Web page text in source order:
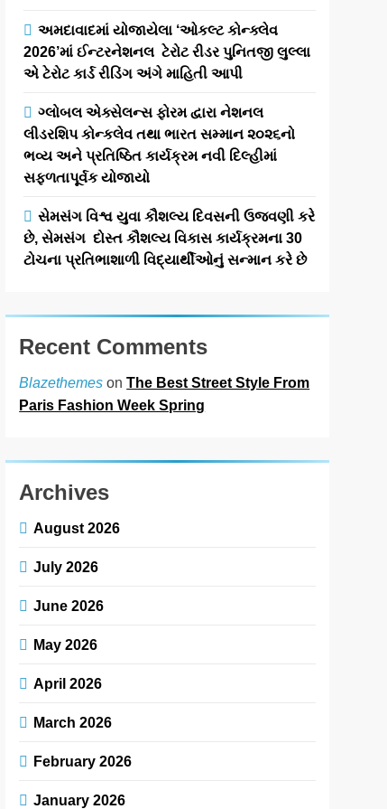
અમદાવાદમાં યોજાયેલા ‘ઓકલ્ટ કોન્ક્લેવ
2026’માં ઈન્ટરનેશનલ ટેરોટ રીડર પુનિતજી લુલ્લા
એ ટેરોટ કાર્ડ રીડિંગ અંગે માહિતી આપી
ગ્લોબલ એક્સેલન્સ ફોરમ દ્વારા નેશનલ
લીડરશિપ કોન્કલેવ તથા ભારત સમ્માન ૨૦૨૬નો
ભવ્ય અને પ્રતિષ્ઠિત કાર્યક્રમ નવી દિલ્હીમાં
સફળતાપૂર્વક યોજાયો
સેમસંગ વિશ્વ યુવા કૌશલ્ય દિવસની ઉજવણી કરે
છે, સેમસંગ દોસ્ત કૌશલ્ય વિકાસ કાર્યક્રમના 30
ટોચના પ્રતિભાશાળી વિદ્યાર્થીઓનું સન્માન કરે છે
Recent Comments
Blazethemes onThe Best Street Style From
Paris Fashion Week Spring
Archives
August 2026
July 2026
June 2026
May 2026
April 2026
March 2026
February 2026
January 2026